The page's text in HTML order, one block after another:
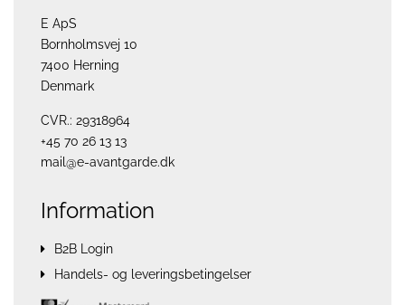
E ApS
Bornholmsvej 10
7400 Herning
Denmark
CVR.: 29318964
+45 70 26 13 13
mail@e-avantgarde.dk
Information
B2B Login
Handels- og leveringsbetingelser